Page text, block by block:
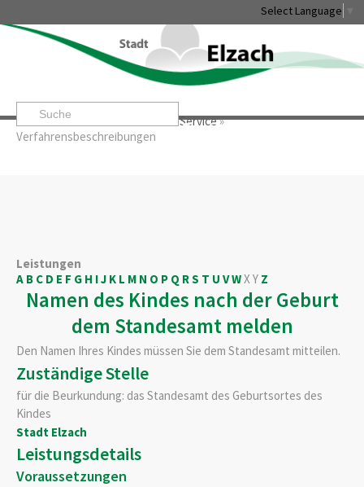
Select Language
Startseite» »Service»
Verfahrensbeschreibungen
Leben & Erleben Rathaus & Service
Leistungen
A B C D E F G H IJ K L M N O P Q RS T U VWXY Z
Namen des Kindes nach der Geburt
dem Standesamt melden
Den Namen Ihres Kindes müssen Sie dem Standesamt mitteilen.
Zuständige Stelle
für die Beurkundung: das Standesamt des Geburtsortes des
Kindes
Stadt Elzach
Leistungsdetails
Voraussetzungen